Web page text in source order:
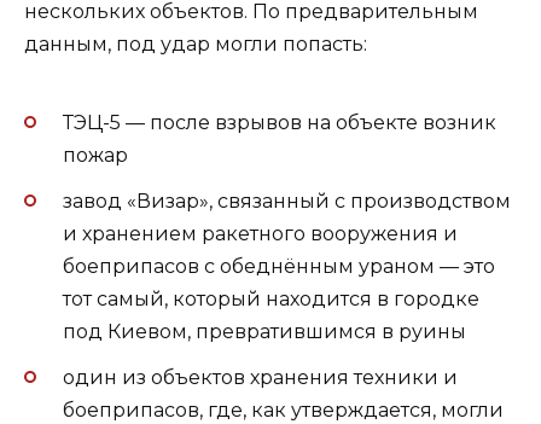
нескольких объектов. По предварительным
данным, под удар могли попасть:
ТЭЦ-5 — после взрывов на объекте возник
пожар
завод «Визар», связанный с производством
и хранением ракетного вооружения и
боеприпасов с обеднённым ураном — это
тот самый, который находится в городке
под Киевом, превратившимся в руины
один из объектов хранения техники и
боеприпасов, где, как утверждается, могли